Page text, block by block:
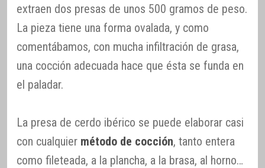
extraen dos presas de unos 500 gramos de peso.
La pieza tiene una forma ovalada, y como
comentábamos, con mucha infiltración de grasa,
una cocción adecuada hace que ésta se funda en
el paladar.
La presa de cerdo ibérico se puede elaborar casi
con cualquier método de cocción, tanto entera
como fileteada, a la plancha, a la brasa, al horno…